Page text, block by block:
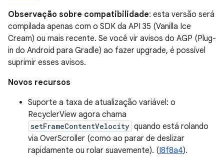
Observação sobre compatibilidade: esta versão será
compilada apenas com o SDK da API 35 (Vanilla Ice
Cream) ou mais recente. Se você vir avisos do AGP (Plug-
in do Android para Gradle) ao fazer upgrade, é possível
suprimir esses avisos.
Novos recursos
Suporte a taxa de atualização variável: o
RecyclerView agora chama
setFrameContentVelocity quando está rolando
via OverScroller (como ao parar de deslizar
rapidamente ou rolar suavemente). (I8f8a4).